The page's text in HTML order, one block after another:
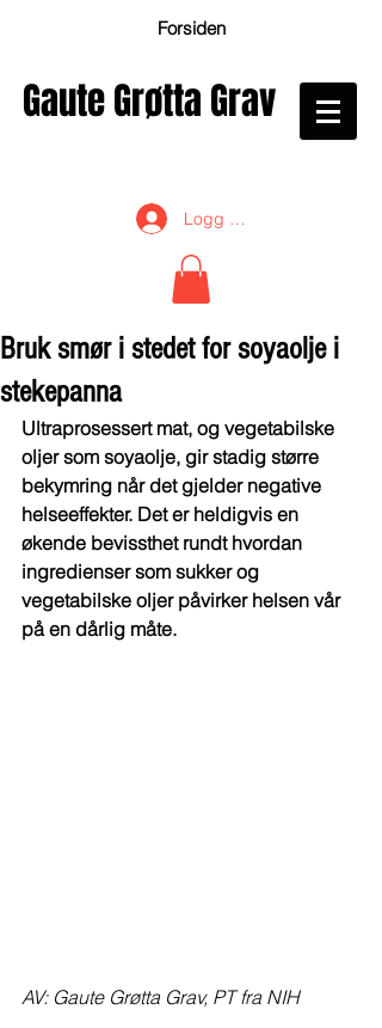
Forsiden
Gaute Grøtta Grav
Logg inn
Bruk smør i stedet for soyaolje i
stekepanna
Ultraprosessert mat, og vegetabilske
oljer som soyaolje, gir stadig større
bekymring når det gjelder negative
helseeffekter. Det er heldigvis en
økende bevissthet rundt hvordan
ingredienser som sukker og
vegetabilske oljer påvirker helsen vår
på en dårlig måte.
AV: Gaute Grøtta Grav, PT fra NIH